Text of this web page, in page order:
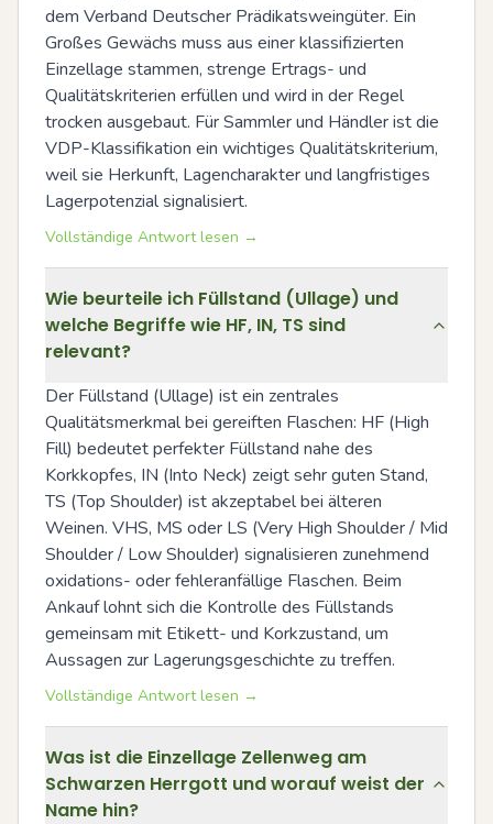
dem Verband Deutscher Prädikatsweingüter. Ein
Großes Gewächs muss aus einer klassifizierten
Einzellage stammen, strenge Ertrags- und
Qualitätskriterien erfüllen und wird in der Regel
trocken ausgebaut. Für Sammler und Händler ist die
VDP-Klassifikation ein wichtiges Qualitätskriterium,
weil sie Herkunft, Lagencharakter und langfristiges
Lagerpotenzial signalisiert.
Vollständige Antwort lesen →
Wie beurteile ich Füllstand (Ullage) und
welche Begriffe wie HF, IN, TS sind
relevant?
Der Füllstand (Ullage) ist ein zentrales
Qualitätsmerkmal bei gereiften Flaschen: HF (High
Fill) bedeutet perfekter Füllstand nahe des
Korkkopfes, IN (Into Neck) zeigt sehr guten Stand,
TS (Top Shoulder) ist akzeptabel bei älteren
Weinen. VHS, MS oder LS (Very High Shoulder / Mid
Shoulder / Low Shoulder) signalisieren zunehmend
oxidations- oder fehleranfällige Flaschen. Beim
Ankauf lohnt sich die Kontrolle des Füllstands
gemeinsam mit Etikett- und Korkzustand, um
Aussagen zur Lagerungsgeschichte zu treffen.
Vollständige Antwort lesen →
Was ist die Einzellage Zellenweg am
Schwarzen Herrgott und worauf weist der
Name hin?